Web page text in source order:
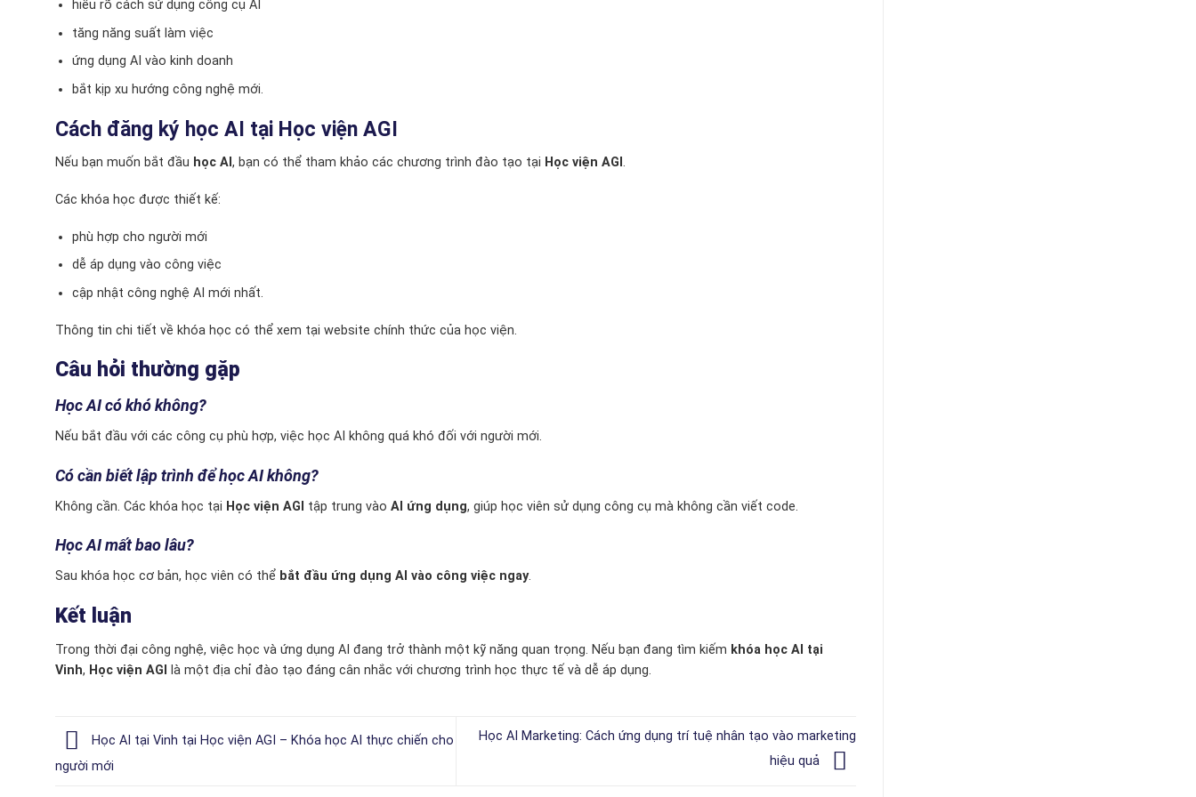
hiểu rõ cách sử dụng công cụ AI
tăng năng suất làm việc
ứng dụng AI vào kinh doanh
bắt kịp xu hướng công nghệ mới.
Cách đăng ký học AI tại Học viện AGI
Nếu bạn muốn bắt đầu học AI , bạn có thể tham khảo các chương trình đào tạo tại Học viện AGI .
Các khóa học được thiết kế:
phù hợp cho người mới
dễ áp dụng vào công việc
cập nhật công nghệ AI mới nhất.
Thông tin chi tiết về khóa học có thể xem tại website chính thức của học viện.
Câu hỏi thường gặp
Học AI có khó không?
Nếu bắt đầu với các công cụ phù hợp, việc học AI không quá khó đối với người mới.
Có cần biết lập trình để học AI không?
Không cần. Các khóa học tại Học viện AGI tập trung vào AI ứng dụng, giúp học viên sử dụng công cụ mà không cần viết code.
Học AI mất bao lâu?
Sau khóa học cơ bản, học viên có thể bắt đầu ứng dụng AI vào công việc ngay.
Kết luận
Trong thời đại công nghệ, việc học và ứng dụng AI đang trở thành một kỹ năng quan trọng. Nếu bạn đang tìm kiếm khóa học AI tại
Vinh, Học viện AGI là một địa chỉ đào tạo đáng cân nhắc với chương trình học thực tế và dễ áp dụng.
Học AI tại Vinh tại Học viện AGI – Khóa học AI thực chiến cho
người mới
Học AI Marketing: Cách ứng dụng trí tuệ nhân tạo vào marketing
hiệu quả